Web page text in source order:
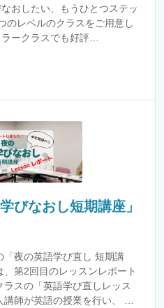
おしたい、もうひとつステッ
のレベルのクラスをご用意し
ークラスでも好評…
びなおし短期講座」
夜の英語学び直し 短期講
第2回目のレッスンレポート
スの「英語学び直しレッス
講師が英語の授業を行い、 …